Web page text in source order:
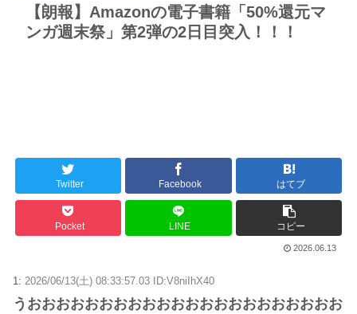
【朗報】Amazonの電子書籍「50%還元マ
ンガ週末祭」第2弾の2日目突入！！！
Twitter Facebook はてブ
Pocket LINE コピー
2026.06.13
1: 2026/06/13(土) 08:33:57.03 ID:V8niIhX40
うおおおおおおおおおおおおおおおおおおおおおお